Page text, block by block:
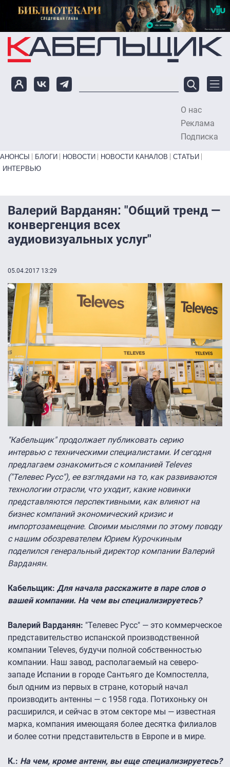
Перейти к основному содержанию
О нас
Реклама
Подписка
Primary links bottom
АНОНСЫ БЛОГИ НОВОСТИ НОВОСТИ КАНАЛОВ
СТАТЬИ
ИНТЕРВЬЮ
Валерий Варданян: "Общий тренд —
конвергенция всех
аудиовизуальных услуг"
05.04.2017 13:29
"Кабельщик" продолжает публиковать серию
интервью с техническими специалистами. И сегодня
предлагаем ознакомиться с компанией Televes
("Телевес Русс"), ее взглядами на то, как развиваются
технологии отрасли, что уходит, какие новинки
представляются перспективными, как влияют на
бизнес компаний экономический кризис и
импортозамещение. Своими мыслями по этому поводу
с нашим обозревателем Юрием Курочкиным
поделился генеральный директор компании Валерий
Варданян.
Кабельщик: Для начала расскажите в паре слов о
вашей компании. На чем вы специализируетесь?
Валерий Варданян: "Телевес Русс" — это коммерческое
представительство испанской производственной
компании Televes, будучи полной собственностью
компании. Наш завод, располагаемый на северо-
западе Испании в городе Сантьяго де Компостелла,
был одним из первых в стране, который начал
производить антенны — с 1958 года. Потихоньку он
расширился, и сейчас в этом секторе мы — известная
марка, компания имеющаяя более десятка филиалов
и более сотни представительств в Европе и в мире.
К.: На чем, кроме антенн, вы еще специализируетесь?